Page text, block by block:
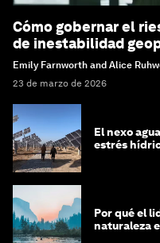
Cómo gobernar el
de inestabilidad
Emily Farnworth and Alice
23 de marzo de 2026
El nexo
estrés
Por qué el
naturaleza